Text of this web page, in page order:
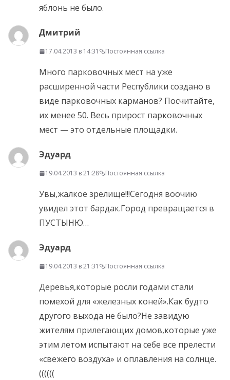
яблонь не было.
Дмитрий
17.04.2013 в 14:31 Постоянная ссылка
Много парковочных мест на уже
расширенной части Республики создано в
виде парковочных карманов? Посчитайте,
их менее 50. Весь прирост парковочных
мест — это отдельные площадки.
Эдуард
19.04.2013 в 21:28 Постоянная ссылка
Увы,жалкое зрелище!!!Сегодня воочию
увидел этот бардак.Город превращается в
ПУСТЫНЮ…
Эдуард
19.04.2013 в 21:31 Постоянная ссылка
Деревья,которые росли годами стали
помехой для «железных коней».Как будто
другого выхода не было?Не завидую
жителям прилегающих домов,которые уже
этим летом испытают на себе все прелести
«свежего воздуха» и оплавления на солнце.
((((((